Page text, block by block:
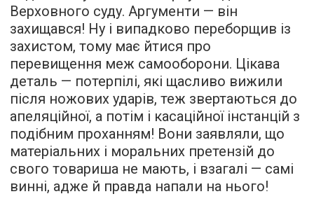
Верховного суду. Аргументи — він
захищався! Ну і випадково переборщив із
захистом, тому має йтися про
перевищення меж самооборони. Цікава
деталь — потерпілі, які щасливо вижили
після ножових ударів, теж звертаються до
апеляційної, а потім і касаційної інстанцій з
подібним проханням! Вони заявляли, що
матеріальних і моральних претензій до
свого товариша не мають, і взагалі — самі
винні, адже й правда напали на нього!